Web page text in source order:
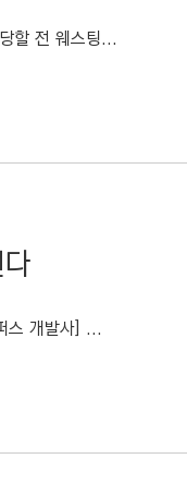
할 전 웨스팅...
스 개발사] ...